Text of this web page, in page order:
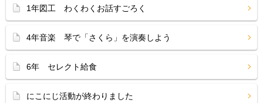
1年図工 わくわくお話すごろく
4年音楽 琴で「さくら」を演奏しよう
6年 セレクト給食
にこにじ活動が終わりました